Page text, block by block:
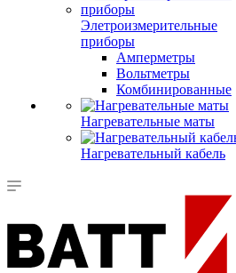
Элетроизмерительные
приборы
Амперметры
Вольтметры
Комбинированные
Нагревательные маты
Нагревательный кабель